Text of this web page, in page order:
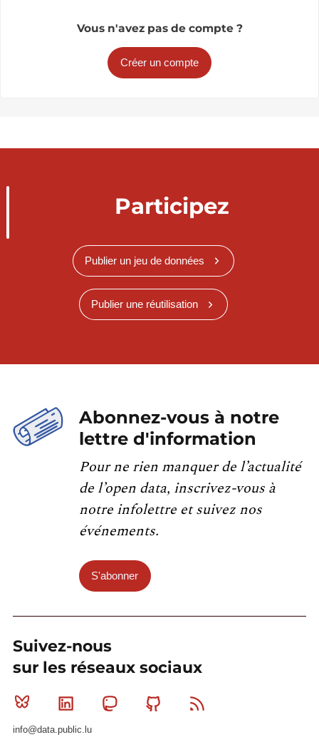
Vous n'avez pas de compte ?
Créer un compte
Participez
Publier un jeu de données
Publier une réutilisation
Abonnez-vous à notre
lettre d'information
Pour ne rien manquer de l’actualité
de l’open data, inscrivez-vous à
notre infolettre et suivez nos
événements.
S'abonner
Suivez-nous
sur les réseaux sociaux
Bluesky Linkedin MastodonGithub
info@data.public.lu